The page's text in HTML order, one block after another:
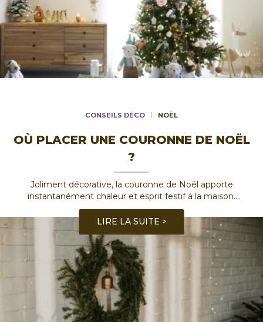
CONSEILS DÉCO NOËL
OÙ PLACER UNE COURONNE DE NOËL
?
Joliment décorative, la couronne de Noël apporte
instantanément chaleur et esprit festif à la maison.
Découvrez nos idées pour trouver l’emplacement idéal à
l’intérieur ou à l’extérieur.
LIRE LA SUITE >